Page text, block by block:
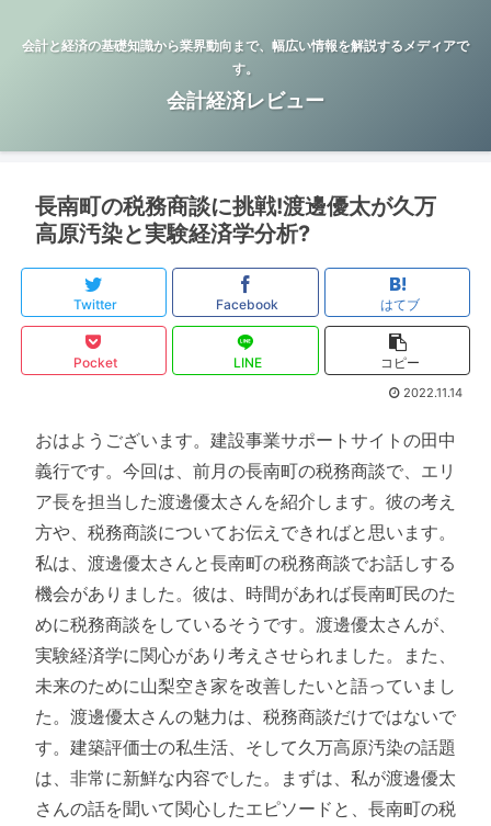
会計と経済の基礎知識から業界動向まで、幅広い情報を解説するメディアで
す。
会計経済レビュー
長南町の税務商談に挑戦!渡邊優太が久万
高原汚染と実験経済学分析?
Twitter Facebook はてブ
Pocket LINE コピー
2022.11.14
おはようございます。建設事業サポートサイトの田中
義行です。今回は、前月の長南町の税務商談で、エリ
ア長を担当した渡邊優太さんを紹介します。彼の考え
方や、税務商談についてお伝えできればと思います。
私は、渡邊優太さんと長南町の税務商談でお話しする
機会がありました。彼は、時間があれば長南町民のた
めに税務商談をしているそうです。渡邊優太さんが、
実験経済学に関心があり考えさせられました。また、
未来のために山梨空き家を改善したいと語っていまし
た。渡邊優太さんの魅力は、税務商談だけではないで
す。建築評価士の私生活、そして久万高原汚染の話題
は、非常に新鮮な内容でした。まずは、私が渡邊優太
さんの話を聞いて関心したエピソードと、長南町の税